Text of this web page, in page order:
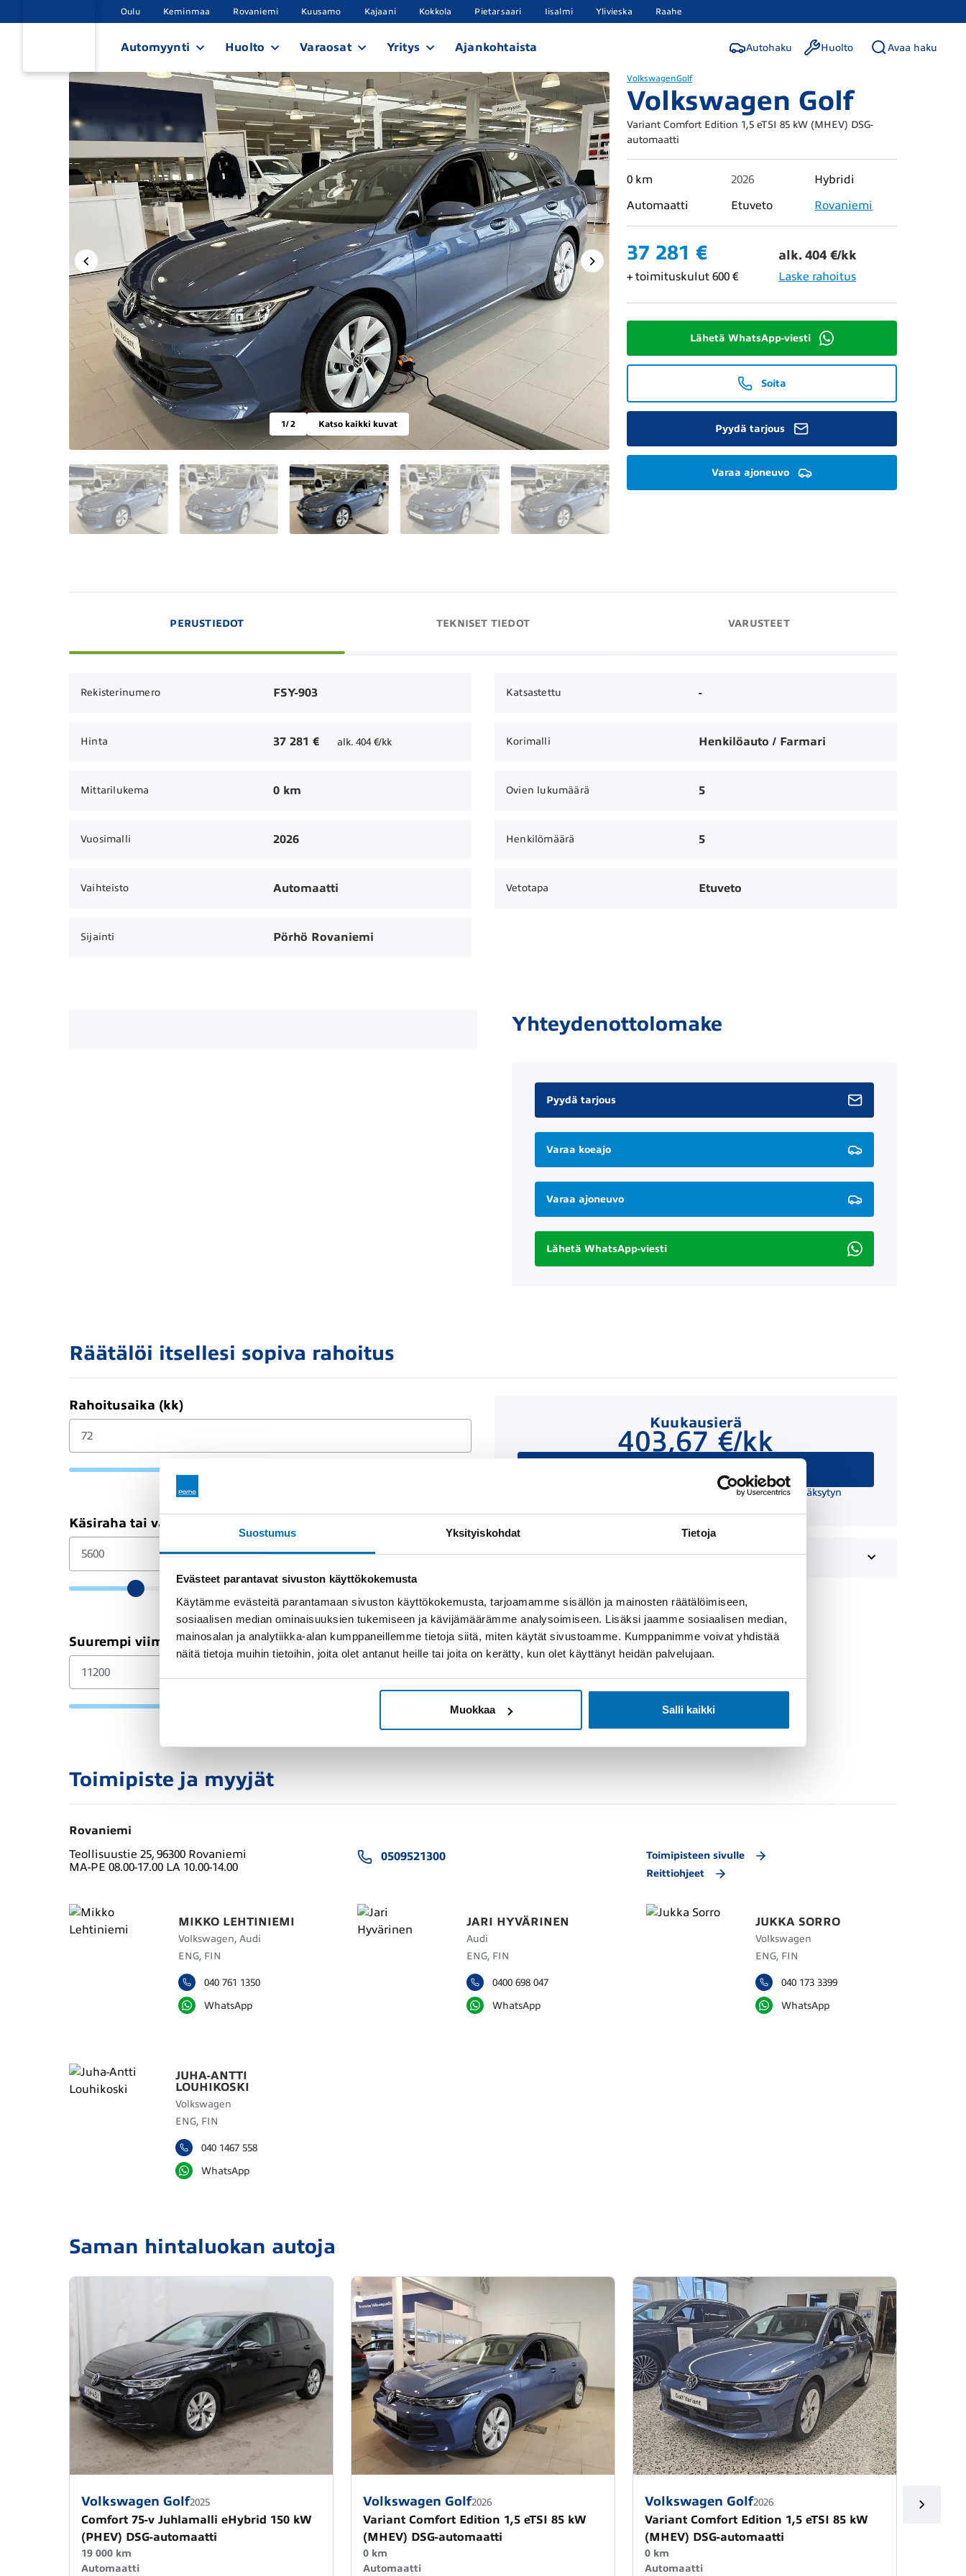
Suostumus Yksityiskohdat Tietoja
Evästeet parantavat sivuston käyttökokemusta
Käytämme evästeitä parantamaan sivuston käyttökokemusta, tarjoamamme sisällön ja mainosten räätälöimiseen,
sosiaalisen median ominaisuuksien tukemiseen ja kävijämäärämme analysoimiseen. Lisäksi jaamme sosiaalisen median,
mainosalan ja analytiikka-alan kumppaneillemme tietoja siitä, miten käytät sivustoamme. Kumppanimme voivat yhdistää
näitä tietoja muihin tietoihin, joita olet antanut heille tai joita on kerätty, kun olet käyttänyt heidän palvelujaan.
Muokkaa Salli kaikki
Oulu Keminmaa Rovaniemi Kuusamo Kajaani Kokkola Pietarsaari Iisalmi Ylivieska Raahe
Automyynti Huolto Varaosat Yritys Ajankohtaista Autohaku Huolto Avaa haku
1/ 2 Katso kaikki kuvat
VolkswagenGolf
Volkswagen Golf
Variant Comfort Edition 1,5 eTSI 85 kW (MHEV) DSG-
automaatti
0 km 2026
Hybridi
Automaatti
Etuveto Rovaniemi
37 281 € alk. 404 €/kk
+ toimituskulut 600 € Laske rahoitus
Lähetä WhatsApp-viesti
Soita
Pyydä tarjous
Varaa ajoneuvo
PERUSTIEDOT TEKNISET TIEDOT VARUSTEET
Rekisterinumero FSY-903 Katsastettu -
Hinta 37 281 € alk. 404 €/kk Korimalli Henkilöauto / Farmari
Mittarilukema 0 km Ovien lukumäärä 5
Vuosimalli 2026 Henkilömäärä 5
Vaihteisto Automaatti Vetotapa Etuveto
Sijainti Pörhö Rovaniemi
Yhteydenottolomake
Pyydä tarjous
Varaa koeajo
Varaa ajoneuvo
Lähetä WhatsApp-viesti
Räätälöi itsellesi sopiva rahoitus
Rahoitusaika (kk)
Käsiraha tai vaihtoauto (€)
Suurempi viimeinen erä (€)
Kuukausierä
403,67 €/kk
Rahoituslaskelma on suuntaa antava ja edellyttää hyväksytyn
Näytärahoitustiedot
Toimipiste ja myyjät
Rovaniemi
Teollisuustie 25, 96300 Rovaniemi
MA-PE 08.00-17.00 LA 10.00-14.00
0509521300
Toimipisteen sivulle
Reittiohjeet
MIKKO LEHTINIEMI
Volkswagen, Audi
ENG, FIN
040 761 1350
WhatsApp
JARI HYVÄRINEN
Audi
ENG, FIN
0400 698 047
WhatsApp
JUKKA SORRO
Volkswagen
ENG, FIN
040 173 3399
WhatsApp
JUHA-ANTTI
LOUHIKOSKI
Volkswagen
ENG, FIN
040 1467 558
WhatsApp
Saman hintaluokan autoja
Volkswagen Golf2025
Comfort 75-v Juhlamalli eHybrid 150 kW
(PHEV) DSG-automaatti
19 000 km
Automaatti
Volkswagen Golf2026
Variant Comfort Edition 1,5 eTSI 85 kW
(MHEV) DSG-automaatti
0 km
Automaatti
Volkswagen Golf2026
Variant Comfort Edition 1,5 eTSI 85 kW
(MHEV) DSG-automaatti
0 km
Automaatti